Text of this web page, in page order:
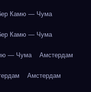
Камю — Чума
Камю — Чума
— Чума Амстердам
Амстердам